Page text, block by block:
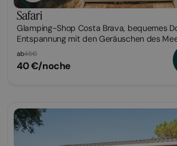
Safari
Glamping-Shop Costa Brava, bequemes
Entspannung mit den Geräuschen des
ab46€
40 €/noche
Bungalow